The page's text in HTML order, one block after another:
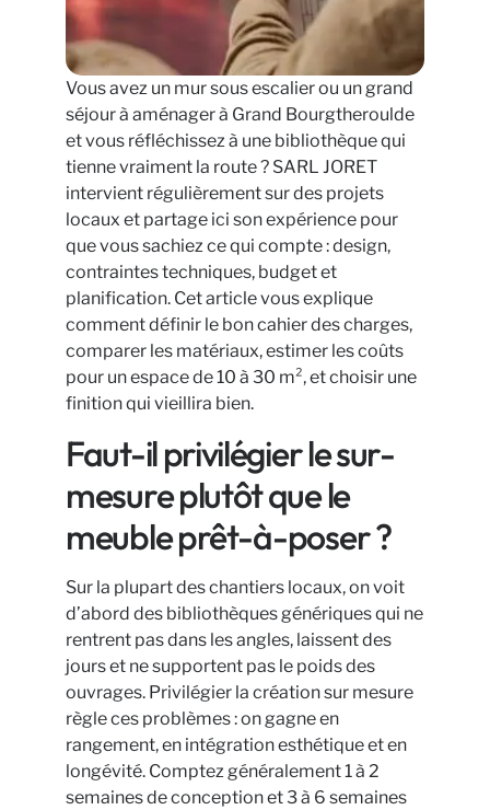
Vous avez un mur sous escalier ou un grand
séjour à aménager à Grand Bourgtheroulde
et vous réfléchissez à une bibliothèque qui
tienne vraiment la route ? SARL JORET
intervient régulièrement sur des projets
locaux et partage ici son expérience pour
que vous sachiez ce qui compte : design,
contraintes techniques, budget et
planification. Cet article vous explique
comment définir le bon cahier des charges,
comparer les matériaux, estimer les coûts
pour un espace de 10 à 30 m², et choisir une
finition qui vieillira bien.
Faut-il privilégier le sur-
mesure plutôt que le
meuble prêt-à-poser ?
Sur la plupart des chantiers locaux, on voit
d’abord des bibliothèques génériques qui ne
rentrent pas dans les angles, laissent des
jours et ne supportent pas le poids des
ouvrages. Privilégier la création sur mesure
règle ces problèmes : on gagne en
rangement, en intégration esthétique et en
longévité. Comptez généralement 1 à 2
semaines de conception et 3 à 6 semaines